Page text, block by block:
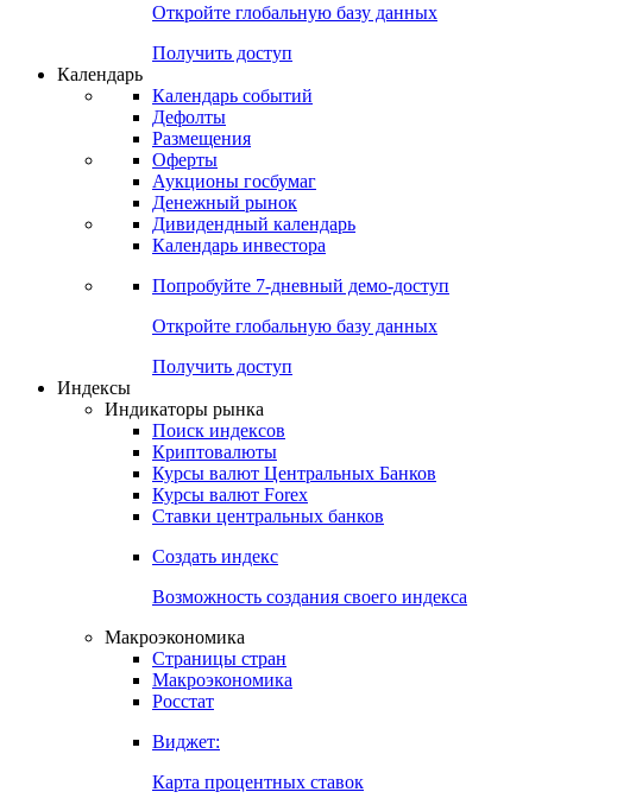
Откройте глобальную базу данных
Получить доступ
Календарь
Календарь событий
Дефолты
Размещения
Оферты
Аукционы госбумаг
Денежный рынок
Дивидендный календарь
Календарь инвестора
Попробуйте 7-дневный демо-доступ
Откройте глобальную базу данных
Получить доступ
Индексы
Индикаторы рынка
Поиск индексов
Криптовалюты
Курсы валют Центральных Банков
Курсы валют Forex
Ставки центральных банков
Создать индекс
Возможность создания своего индекса
Макроэкономика
Страницы стран
Макроэкономика
Росстат
Виджет:
Карта процентных ставок